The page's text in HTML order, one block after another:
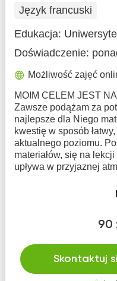
Język francuski
Edukacja:
Doświadczenie:
Możliwość zajęć
MOIM CELEM JEST
Zawsze podążam za
najlepsze dla Niego
kwestię w sposób
aktualnego poziomu.
materiałów, się na
upływa w przyjaznej
90
Skontaktuj